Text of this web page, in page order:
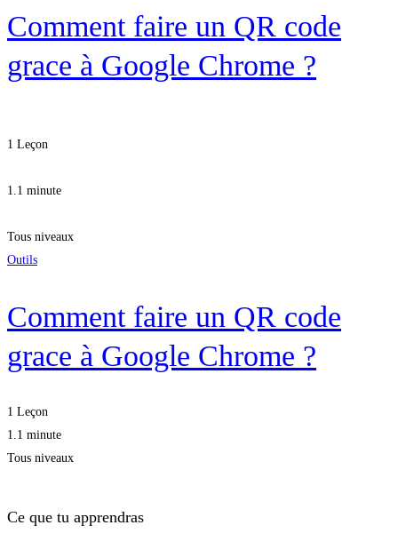
Comment faire un QR code
grace à Google Chrome ?
1 Leçon
1.1 minute
Tous niveaux
Outils
Comment faire un QR code
grace à Google Chrome ?
1 Leçon
1.1 minute
Tous niveaux
Ce que tu apprendras